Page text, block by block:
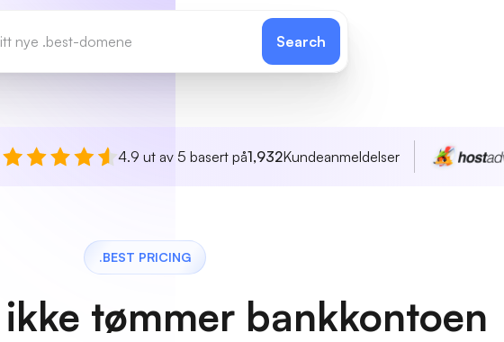
Search
4.9 ut av 5 basert på1,932Kundeanmeldelser
.BEST PRICING
ikke tømmer bankkontoen